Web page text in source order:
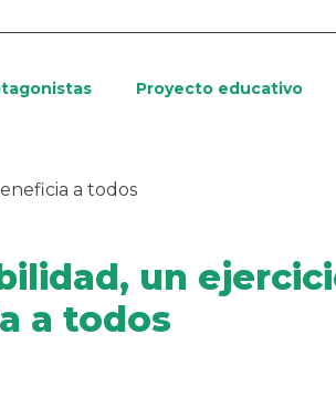
Proyecto educativo
a todos
un
a todos